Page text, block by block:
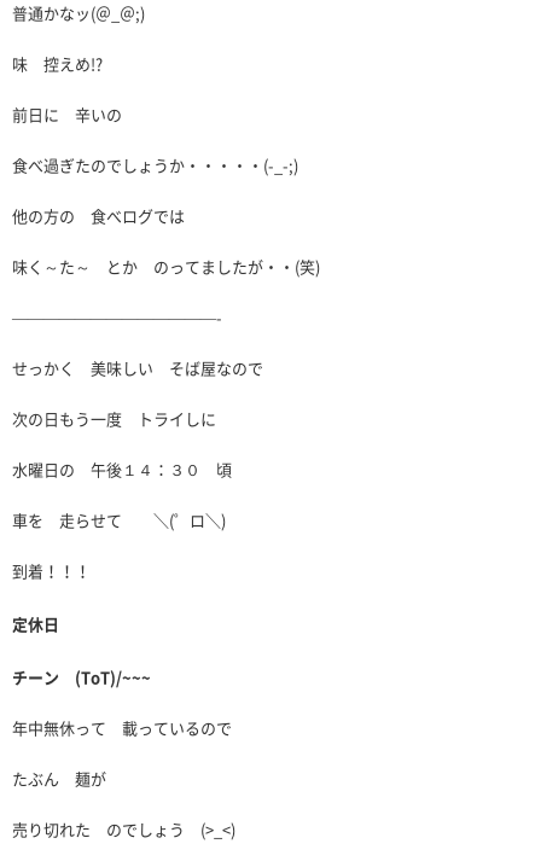
普通かなッ(＠_＠;)
味 控えめ!?
前日に 辛いの
食べ過ぎたのでしょうか・・・・・(-_-;)
他の方の 食べログでは
味く～た～ とか のってましたが・・(笑)
—————————————-
せっかく 美味しい そば屋なので
次の日もう一度 トライしに
水曜日の 午後１４：３０ 頃
車を 走らせて ＼(゜ロ＼)
到着！！！
定休日
チーン (ToT)/~~~
年中無休って 載っているので
たぶん 麺が
売り切れた のでしょう (>_<)